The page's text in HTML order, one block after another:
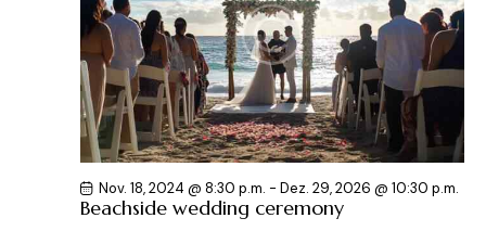
Beachside wedding ceremony
Nov. 18, 2024 @ 8:30 p.m. - Dez. 29, 2026 @ 10:30 p.m.